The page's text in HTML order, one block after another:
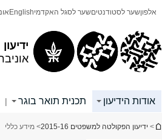
אלפוןשער לסטודנטיםשער לסגל האקדמיEnglish
אודות הידיעון תכנית תואר בוגר |
הינך נמצא כאן
> ידיעון הפקולטה למשפטים 2015-16 > מידע כללי